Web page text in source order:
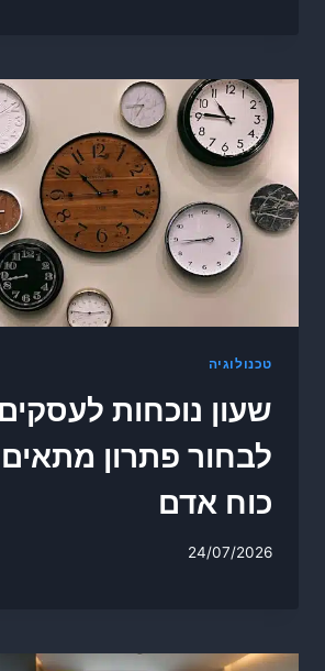
טכנולוגיה
שעון נוכחות
לבחור פתרון מתאים
כוח אדם
24/07/2026